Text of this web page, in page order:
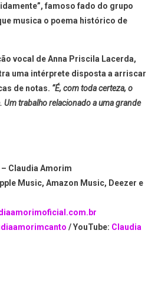
, famoso fado do grupo
musica o poema histórico de
vocal de Anna Priscila Lacerda,
uma intérprete disposta a arriscar
de notas. “É, com toda certeza, o
trabalho relacionado a uma grande
Claudia Amorim
Music, Amazon Music, Deezer e
/ YouTube: Claudia